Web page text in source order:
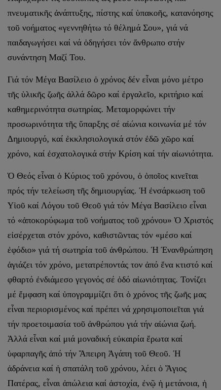
πνευματικῆς ἀνάπτυξης, πίστης καί ὑπακοῆς, κατανόησης
τοῦ νοήματος «γεννηθήτω τό θέλημά Σου», γιά νά
παιδαγωγήσει καί νά ὁδηγήσει τόν ἄνθρωπο στήν
συνάντηση Μαζί Του.
Γιά τόν Μέγα Βασίλειο ὁ χρόνος δέν εἶναι μόνο μέτρο
τῆς ὑλικῆς ζωῆς ἀλλά δῶρο καί ἐργαλεῖο, κριτήριο καί
καθημερινότητα σωτηρίας. Μεταμορφώνει τήν
προσωρινότητα τῆς ὕπαρξης σέ αἰώνια κοινωνία μέ τόν
Δημιουργό, καί ἐκκλησιολογικά στόν ἐδῶ χῶρο καί
χρόνο, καί ἐσχατολογικά στήν Κρίση καί τήν αἰωνιότητα.
Ὁ Θεός εἶναι ὁ Κύριος τοῦ χρόνου, ὁ ὁποῖος κινεῖται
πρός τήν τελείωση τῆς δημιουργίας. Ἡ ἐνσάρκωση τοῦ
Υἱοῦ καί Λόγου τοῦ Θεοῦ γιά τόν Μέγα Βασίλειο εἶναι
τό «ἀποκορύφωμα τοῦ νοήματος τοῦ χρόνου» Ὁ Χριστός
εἰσέρχεται στόν χρόνο, καθιστῶντας τόν «μέσο καί
ἐφόδιο» γιά τή σωτηρία τοῦ ἀνθρώπου. Ἡ Ἐνανθρώπηση
ἁγιάζει τόν χρόνο, μετατρέποντάς τον ἀπό ἕνα κτιστό καί
φθαρτό ἐνδιάμεσο γεγονός σέ ὁδό αἰωνιότητας. Τονίζει
μέ ἔμφαση καί ὑπογραμμίζει ὅτι ὁ χρόνος τῆς ζωῆς μας
εἶναι περιορισμένος καί πρέπει νά χρησιμοποιεῖται γιά
τήν προετοιμασία τοῦ ἀνθρώπου γιά τήν αἰώνια ζωή.
Ἀλλά εἶναι καί μιά μοναδική εὐκαιρία ἔρωτα καί
ὑφαρπαγῆς ἀπό τήν Ἄπειρη Ἀγάπη τοῦ Θεοῦ. Ἡ
ἀδράνεια καί ἡ σπατάλη τοῦ χρόνου, λέει ὁ Ἅγιος
Πατέρας, εἶναι ἀπώλεια καί ἀστοχία, ἐνῷ ἡ μετάνοια, ἡ